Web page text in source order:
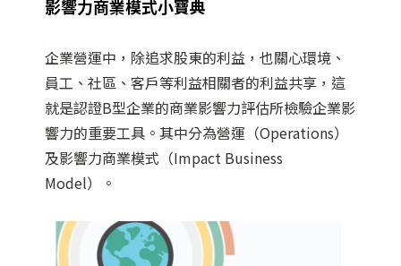
影響力商業模式小寶典
企業營運中，除追求股東的利益，也關心環境、
員工、社區、客戶等利益相關者的利益共享，這
就是認證B型企業的商業影響力評估所檢驗企業影
響力的重要工具。其中分為營運（Operations）
及影響力商業模式（Impact Business
Model）。